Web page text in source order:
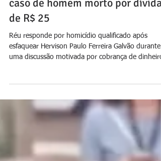
há 3 dias
Justiça ouve testemunhas em
caso de homem morto por dívida
de R$ 25
esfaquear Hervison Paulo Ferreira Galvão durante
Foto: Reprodução A Justiça ouviu duas pessoas,
noite desta segunda-feira (3), no julgamento do
processo que apura a morte de Hervison Paulo
Ferreira Galvão, esfaqueado em julho de 2025
Padre Miguel, Zona Oeste. O réu é Cláudio
Anderson Mariano, apontado pelo Ministério